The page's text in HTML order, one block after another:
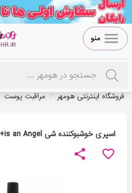
منو
فروشگاه اینترنتی هومهر / مراقبت پوست
اسپری خوشبوکننده شی is an Angel+ هدیه: مام